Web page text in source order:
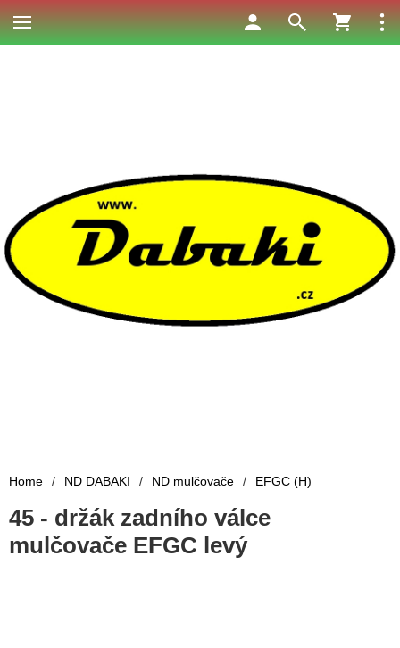
Home / ND DABAKI / ND mulčovače / EFGC (H)
45 - držák zadního válce
mulčovače EFGC levý